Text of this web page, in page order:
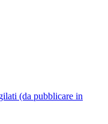
(da pubblicare in